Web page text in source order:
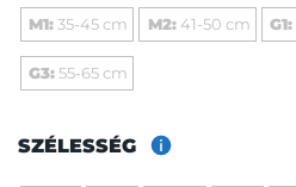
M1:35-45 cm M2:41-50 cm G1:
G3:55-65 cm
SZÉLESSÉG